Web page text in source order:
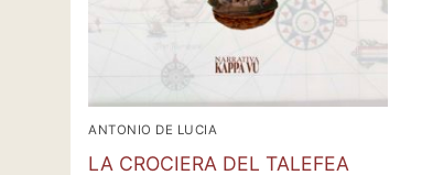
ANTONIO DE LUCIA
LA CROCIERA DEL TALEFEA